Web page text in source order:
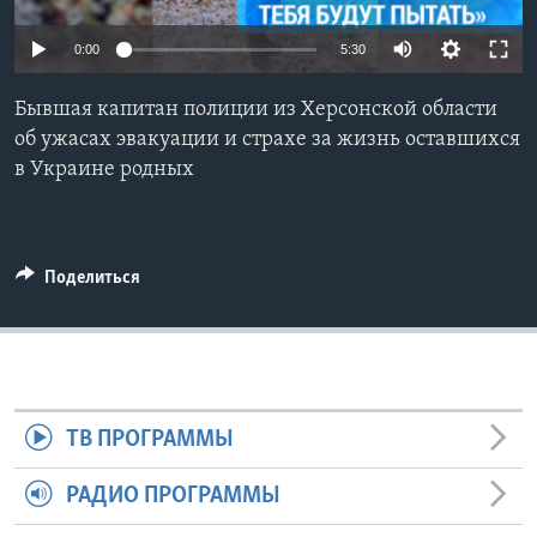
Learning English
СОЦИАЛЬНЫЕ СЕТИ
0:00 5:30
Бывшая капитан полиции из Херсонской области
об ужасах эвакуации и страхе за жизнь оставшихся
в Украине родных
Поделиться
ТВ ПРОГРАММЫ
РАДИО ПРОГРАММЫ